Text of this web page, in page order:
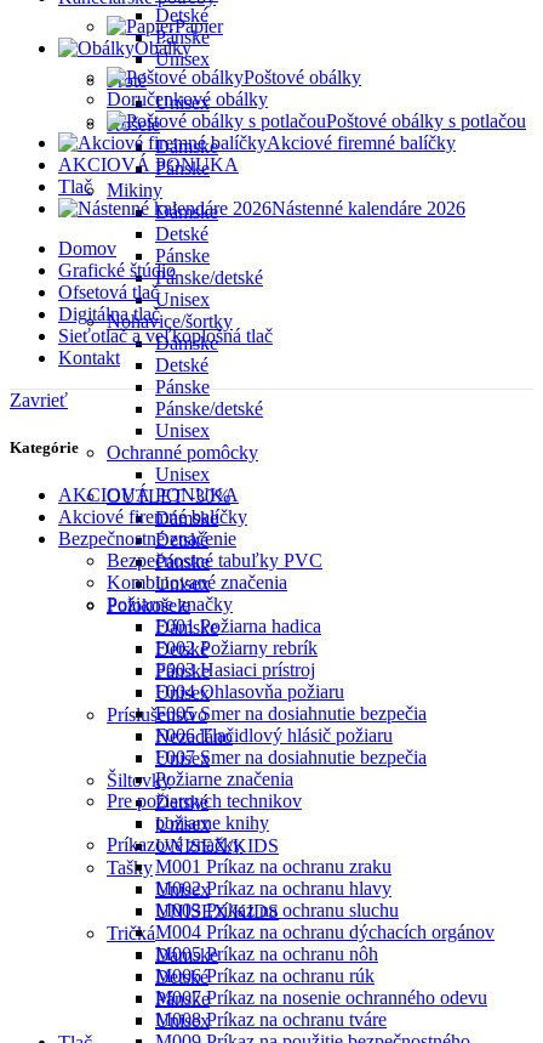
Detské
Pánske
Unisex
Froté
Unisex
Košele
Dámske
Pánske
Mikiny
Dámske
Detské
Pánske
Pánske/detské
Unisex
Nohavice/šortky
Dámske
Detské
Pánske
Pánske/detské
Unisex
Ochranné pomôcky
Unisex
OUTLET -30%
Dámske
Detské
Pánske
Unisex
Polokošele
Dámske
Detské
Pánske
Unisex
Príslušenstvo
Nezadáno
Unisex
Šiltovky
Detské
Unisex
UNISEX/KIDS
Tašky
Unisex
UNISEX/KIDS
Tričká
Dámske
Detské
Pánske
Unisex
Papier
Obálky
Poštové obálky
Doručenkové obálky
Poštové obálky s potlačou
Akciové firemné balíčky
AKCIOVÁ PONUKA
Tlač
Nástenné kalendáre 2026
Domov
Grafické štúdio
Ofsetová tlač
Digitálna tlač
Sieťotlač a veľkoplošná tlač
Kontakt
Zavrieť
Kategórie
AKCIOVÁ PONUKA
Akciové firemné balíčky
Bezpečnostné značenie
Bezpečnostné tabuľky PVC
Kombinované značenia
Požiarne značky
F001 Požiarna hadica
F002 Požiarny rebrík
F003 Hasiaci prístroj
F004 Ohlasovňa požiaru
F005 Smer na dosiahnutie bezpečia
F006 Tlačidlový hlásič požiaru
F007 Smer na dosiahnutie bezpečia
Požiarne značenia
Pre požiarnych technikov
požiarne knihy
Príkazové značky
M001 Príkaz na ochranu zraku
M002 Príkaz na ochranu hlavy
M003 Príkaz na ochranu sluchu
M004 Príkaz na ochranu dýchacích orgánov
M005 Príkaz na ochranu nôh
M006 Príkaz na ochranu rúk
M007 Príkaz na nosenie ochranného odevu
M008 Príkaz na ochranu tváre